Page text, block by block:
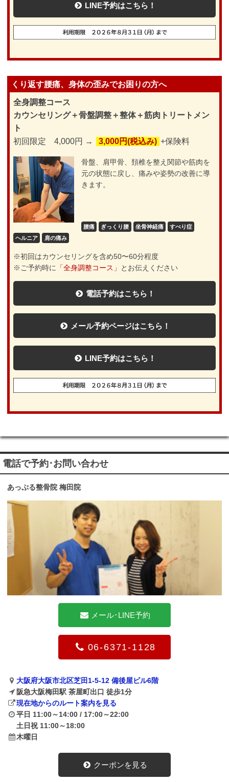
LINE予約はこちら！
くり返す腰痛、身体の歪みでお困りの方へ
全身調整コース
カウンセリング＋骨盤調整＋整体＋筋肉トリートメン
ト
初回限定 4,000円 →
3,000円(税込み) +保険料
骨盤、肩甲骨、頚椎を整え関節や筋肉を
元の状態に戻し、痛みや姿勢の改善に導
きます。
腰痛 ぎっくり腰 坐骨神経痛
すべり症
ヘルニア
肩の痛み
※初回はカウンセリングを含め50〜60分程度
※ご予約時に
「全身調整コース」 とお伝えください
電話予約はこちら！
メール予約ページはこちら！
LINE予約はこちら！
電話で予約･お問い合わせ
あっぷる整骨院 梅田院
メール･LINE予約
06-6371-1128
大阪府大阪市北区芝田1-5-12 備後屋ビル6階
阪急大阪梅田駅 茶屋町出口 徒歩1分
現在地からのルート案内を見る
平日 11:00～14:00 / 17:00～22:00
土日祝 11:00～18:00
木曜日
クーポンを見る